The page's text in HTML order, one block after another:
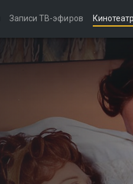
Записи ТВ-эфиров Кинотеатр